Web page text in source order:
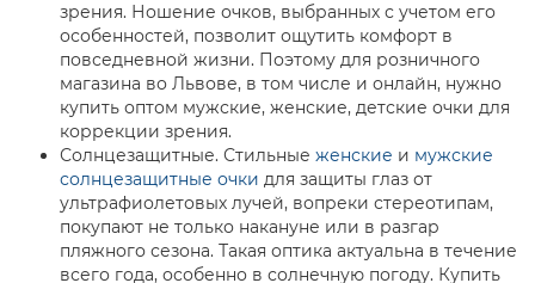
зрения. Ношение очков, выбранных с учетом его
особенностей, позволит ощутить комфорт в
повседневной жизни. Поэтому для розничного
магазина во Львове, в том числе и онлайн, нужно
купить оптом мужские, женские, детские очки для
коррекции зрения.
Солнцезащитные. Стильные женские и мужские
солнцезащитные очки для защиты глаз от
ультрафиолетовых лучей, вопреки стереотипам,
покупают не только накануне или в разгар
пляжного сезона. Такая оптика актуальна в течение
всего года, особенно в солнечную погоду. Купить